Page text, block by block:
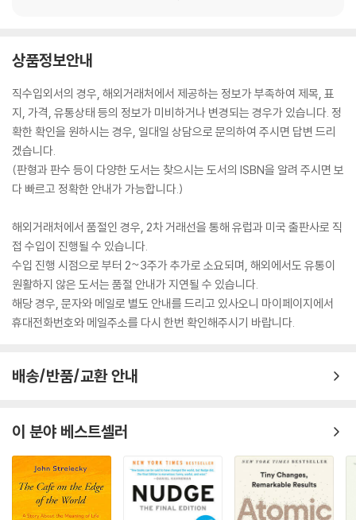
상품정보안내
직수입외서의 경우, 해외거래처에서 제공하는 정보가 부족하여 제목, 표
지, 가격, 유통상태 등의 정보가 미비하거나 변경되는 경우가 있습니다. 정
확한 확인을 원하시는 경우, 일대일 상담으로 문의하여 주시면 답변 드리
겠습니다.
(판형과 판수 등이 다양한 도서는 찾으시는 도서의 ISBN을 알려 주시면 보
다 빠르고 정확한 안내가 가능합니다.)
해외거래처에서 품절인 경우, 2차 거래선을 통해 유럽과 미국 출판사로 직
접 수입이 진행될 수 있습니다.
수입 진행 시점으로 부터 2~3주가 추가로 소요되며, 해외에서도 유통이
원활하지 않은 도서는 품절 안내가 지연될 수 있습니다.
해당 경우, 문자와 메일로 별도 안내를 드리고 있사오니 마이페이지에서
휴대전화번호와 메일주소를 다시 한번 확인해주시기 바랍니다.
배송/반품/교환 안내
이 분야 베스트셀러